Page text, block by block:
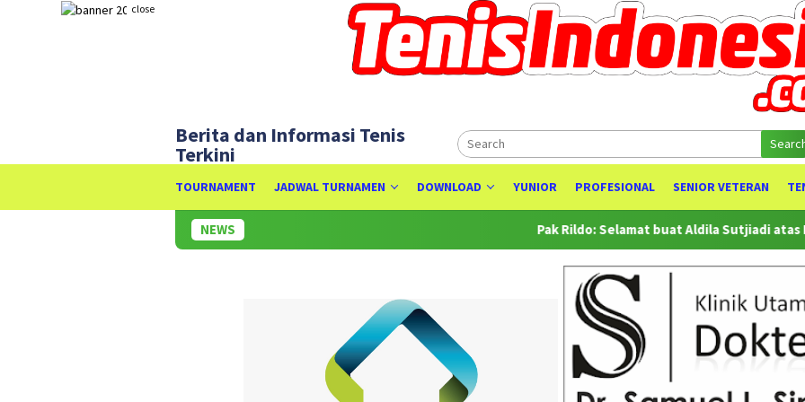
close
Berita dan Informasi Tenis
Terkini
TOURNAMENT JADWAL TURNAMEN DOWNLOAD YUNIOR PROFESIONAL SENIOR VETERAN
NEWS Pak Rildo: Selamat buat Aldila Sutjiadi atas Prestasinya